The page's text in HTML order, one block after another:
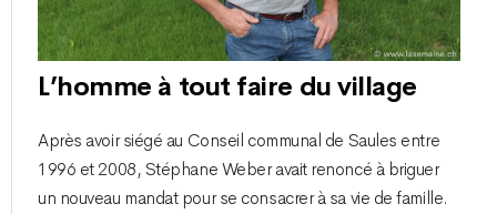
L’homme à tout faire du village
Après avoir siégé au Conseil communal de Saules entre
1996 et 2008, Stéphane Weber avait renoncé à briguer
un nouveau mandat pour se consacrer à sa vie de famille.